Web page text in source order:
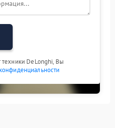
техники DeLonghi, Вы